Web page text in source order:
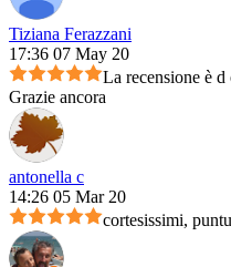
Tiziana Ferazzani
17:36 07 May 20
La recensione è
Grazie ancora
antonella c
14:26 05 Mar 20
cortesissimi,